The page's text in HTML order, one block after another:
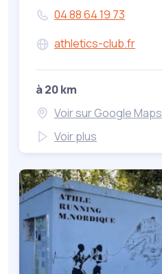
04 88 64 19 73
athletics-club.fr
à 20 km
Voir sur Google Maps
Voir plus